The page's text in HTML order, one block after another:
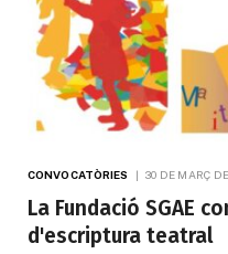
CONVOCATÒRIES 30 DE MARÇ
La Fundació SGAE
d'escriptura teatral